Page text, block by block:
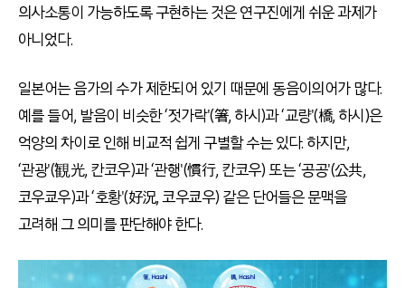
의사소통이 가능하도록 구현하는 것은 연구진에게 쉬운 과제가
아니었다.
일본어는 음가의 수가 제한되어 있기 때문에 동음이의어가 많다.
예를 들어, 발음이 비슷한 ‘젓가락'(箸, 하시)과 ‘교량'(橋, 하시)은
억양의 차이로 인해 비교적 쉽게 구별할 수는 있다. 하지만,
‘관광'(観光, 칸코우)과 ‘관행'(慣行, 칸코우) 또는 ‘공공'(公共,
코우쿄우)과 ‘호황'(好況, 코우쿄우) 같은 단어들은 문맥을
고려해 그 의미를 판단해야 한다.